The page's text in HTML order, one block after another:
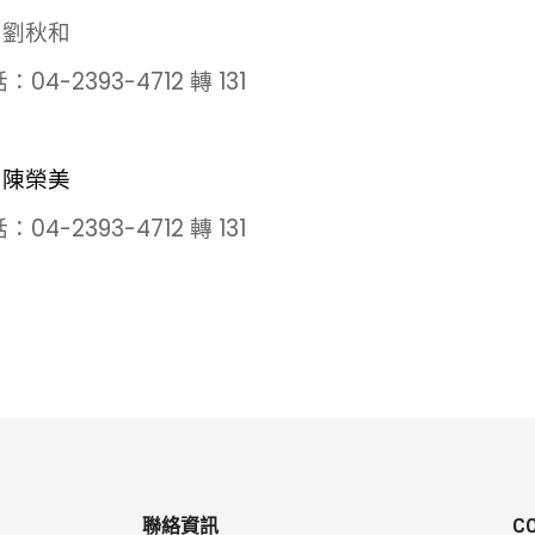
秋和
04-2393-4712 轉 131
榮美
04-2393-4712 轉 131
聯絡資訊